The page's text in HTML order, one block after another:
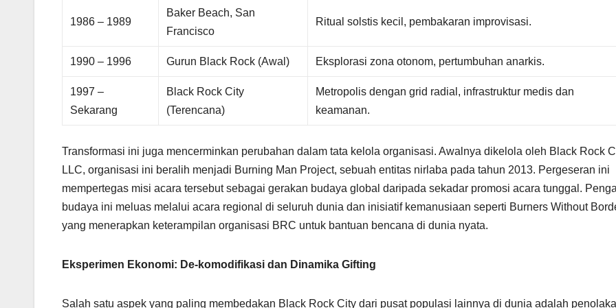
1986 – 1989
Baker Beach, San
Francisco
Ritual solstis kecil, pembakaran improvisasi.
1990 – 1996 Gurun Black Rock (Awal) Eksplorasi zona otonom, pertumbuhan anarkis.
1997 –
Sekarang
Black Rock City
(Terencana)
Metropolis dengan grid radial, infrastruktur medis dan
keamanan.
Transformasi ini juga mencerminkan perubahan dalam tata kelola organisasi. Awalnya dikelola oleh Black Rock
LLC, organisasi ini beralih menjadi Burning Man Project, sebuah entitas nirlaba pada tahun 2013. Pergeseran ini
mempertegas misi acara tersebut sebagai gerakan budaya global daripada sekadar promosi acara tunggal.
budaya ini meluas melalui acara regional di seluruh dunia dan inisiatif kemanusiaan seperti Burners Without
yang menerapkan keterampilan organisasi BRC untuk bantuan bencana di dunia nyata.
Eksperimen Ekonomi: De-komodifikasi dan Dinamika Gifting
Salah satu aspek yang paling membedakan Black Rock City dari pusat populasi lainnya di dunia adalah